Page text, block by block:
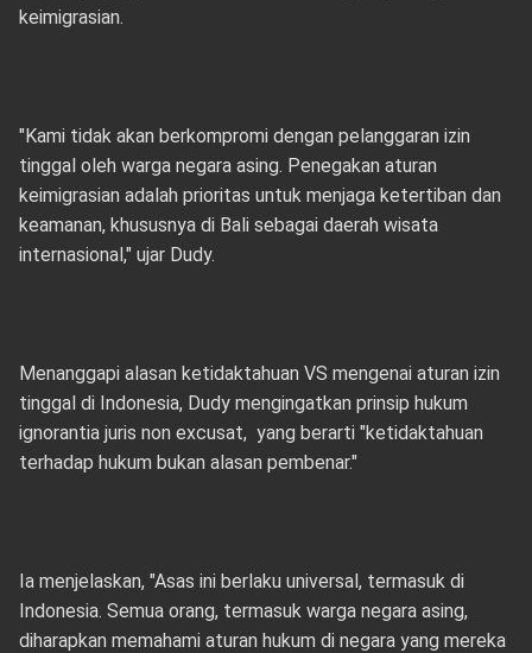
keimigrasian.
"Kami tidak akan berkompromi dengan pelanggaran izin
tinggal oleh warga negara asing. Penegakan aturan
keimigrasian adalah prioritas untuk menjaga ketertiban dan
keamanan, khususnya di Bali sebagai daerah wisata
internasional," ujar Dudy.
Menanggapi alasan ketidaktahuan VS mengenai aturan izin
tinggal di Indonesia, Dudy mengingatkan prinsip hukum
ignorantia juris non excusat, yang berarti "ketidaktahuan
terhadap hukum bukan alasan pembenar."
Ia menjelaskan, "Asas ini berlaku universal, termasuk di
Indonesia. Semua orang, termasuk warga negara asing,
diharapkan memahami aturan hukum di negara yang mereka